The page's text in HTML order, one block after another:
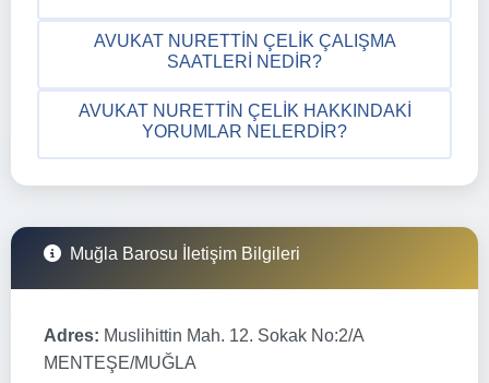
AVUKAT NURETTIN ÇELIK ÇALIŞMA
SAATLERI NEDIR?
AVUKAT NURETTIN ÇELIK HAKKINDAKI
YORUMLAR NELERDIR?
Muğla Barosu İletişim Bilgileri
Adres: Muslihittin Mah. 12. Sokak No:2/A
MENTEŞE/MUĞLA